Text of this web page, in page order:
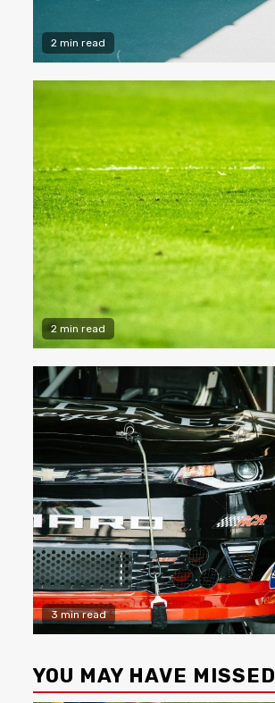
2 min read
2 min read
3 min read
YOU MAY HAVE MISSED